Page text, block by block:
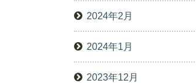
2024年2月
2024年1月
2023年12月